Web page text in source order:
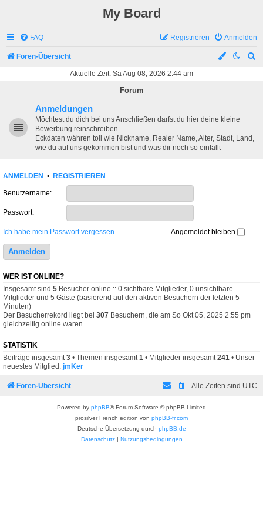
My Board
FAQ Anmelden
Registrieren
Foren-Übersicht
Aktuelle Zeit: Sa Aug 08, 2026 2:44 am
Forum
Anmeldungen
Möchtest du dich bei uns Anschließen darfst du hier deine kleine
Bewerbung reinschreiben.
Eckdaten währen toll wie Nickname, Realer Name, Alter, Stadt, Land,
wie du auf uns gekommen bist und was dir noch so einfällt
ANMELDEN • REGISTRIEREN
Benutzername:
Passwort:
Ich habe mein Passwort vergessen Angemeldet bleiben
WER IST ONLINE?
Insgesamt sind 5 Besucher online :: 0 sichtbare Mitglieder, 0 unsichtbare
Mitglieder und 5 Gäste (basierend auf den aktiven Besuchern der letzten 5
Minuten)
Der Besucherrekord liegt bei 307 Besuchern, die am So Okt 05, 2025 2:55 pm
gleichzeitig online waren.
STATISTIK
Beiträge insgesamt3 • Themen insgesamt1 • Mitglieder insgesamt241 • Unser
neuestes Mitglied: jmKer
Foren-Übersicht Alle Zeiten sind UTC
Powered by phpBB® Forum Software © phpBB Limited
prosilver French edition von phpBB-fr.com
Deutsche Übersetzung durch phpBB.de
Datenschutz| Nutzungsbedingungen